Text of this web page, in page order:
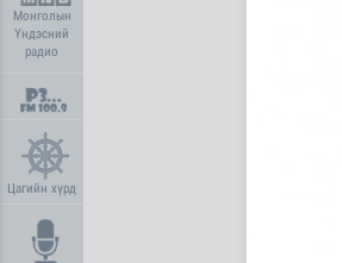
Монголын
Үндэсний
радио
Цагийн хүрд